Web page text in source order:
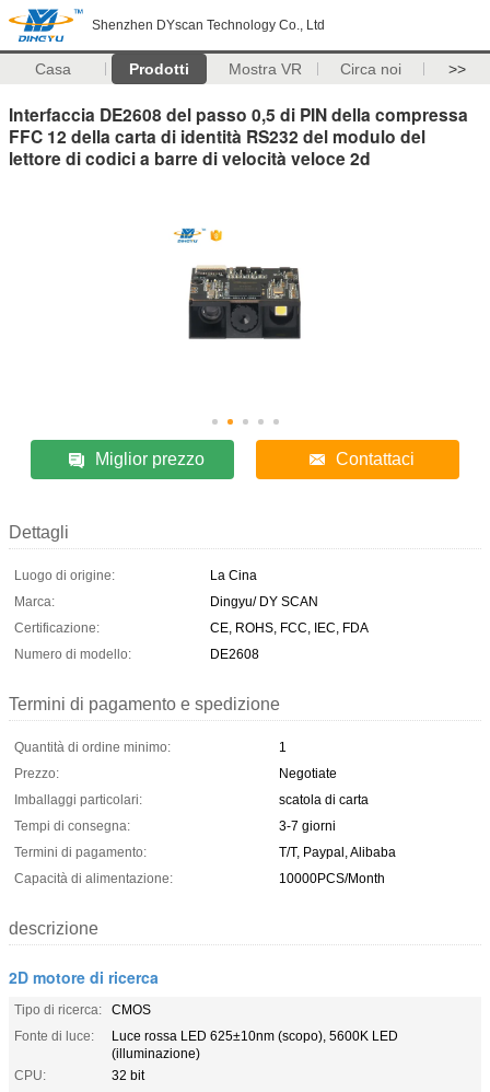
Shenzhen DYscan Technology Co., Ltd
Casa Prodotti Mostra VR Circa noi >>
Interfaccia DE2608 del passo 0,5 di PIN della compressa
FFC 12 della carta di identità RS232 del modulo del
lettore di codici a barre di velocità veloce 2d
Miglior prezzo Contattaci
Dettagli
Luogo di origine:
La Cina
Marca:
Dingyu/ DY SCAN
Certificazione:
CE, ROHS, FCC, IEC, FDA
Numero di modello:
DE2608
Termini di pagamento e spedizione
Quantità di ordine minimo:
1
Prezzo:
Negotiate
Imballaggi particolari:
scatola di carta
Tempi di consegna:
3-7 giorni
Termini di pagamento:
T/T, Paypal, Alibaba
Capacità di alimentazione:
10000PCS/Month
descrizione
2D motore di ricerca
Tipo di ricerca:
CMOS
Fonte di luce:
Luce rossa LED 625±10nm (scopo), 5600K LED
(illuminazione)
CPU:
32 bit